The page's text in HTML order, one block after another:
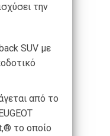
την
SUV με
από το
το οποίο